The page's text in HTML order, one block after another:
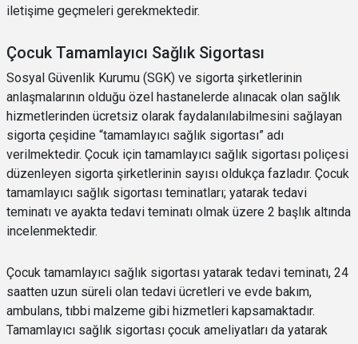
iletişime geçmeleri gerekmektedir.
Çocuk Tamamlayıcı Sağlık Sigortası
Sosyal Güvenlik Kurumu (SGK) ve sigorta şirketlerinin
anlaşmalarının olduğu özel hastanelerde alınacak olan sağlık
hizmetlerinden ücretsiz olarak faydalanılabilmesini sağlayan
sigorta çeşidine “tamamlayıcı sağlık sigortası” adı
verilmektedir. Çocuk için tamamlayıcı sağlık sigortası poliçesi
düzenleyen sigorta şirketlerinin sayısı oldukça fazladır. Çocuk
tamamlayıcı sağlık sigortası teminatları; yatarak tedavi
teminatı ve ayakta tedavi teminatı olmak üzere 2 başlık altında
incelenmektedir.
Çocuk tamamlayıcı sağlık sigortası yatarak tedavi teminatı, 24
saatten uzun süreli olan tedavi ücretleri ve evde bakım,
ambulans, tıbbi malzeme gibi hizmetleri kapsamaktadır.
Tamamlayıcı sağlık sigortası çocuk ameliyatları da yatarak